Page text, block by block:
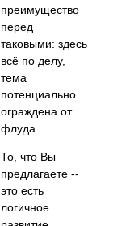
преимущество
перед
таковыми: здесь
всё по делу,
тема
потенциально
ограждена от
флуда.
То, что Вы
предлагаете --
это есть
логичное